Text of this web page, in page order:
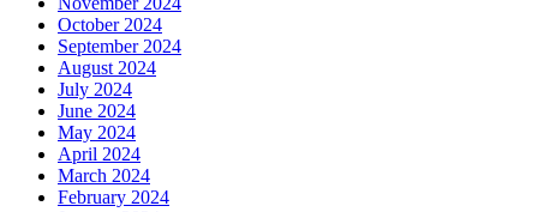
October 2024
September 2024
August 2024
July 2024
June 2024
May 2024
April 2024
March 2024
February 2024